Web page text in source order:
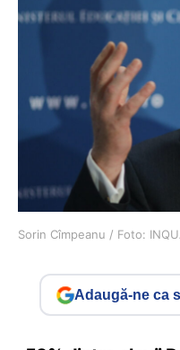
Sorin Cîmpeanu / Foto:
Adaugă-ne ca